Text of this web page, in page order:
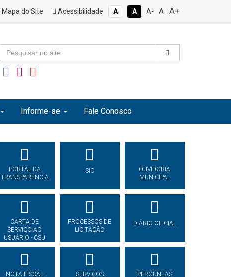
Mapa do Site Acessibilidade A A A- A A+
Informe-se Fale Conosco
PORTAL DA
TRANSPARÊNCIA
SIC
OUVIDORIA
MUNICIPAL
CARTA DE
SERVIÇO AO
USUÁRIO - CSU
PROCESSOS DE
LICITAÇÃO
DIÁRIO OFICIAL
NOTA FISCAL
SERVIÇOS
PERGUNTAS